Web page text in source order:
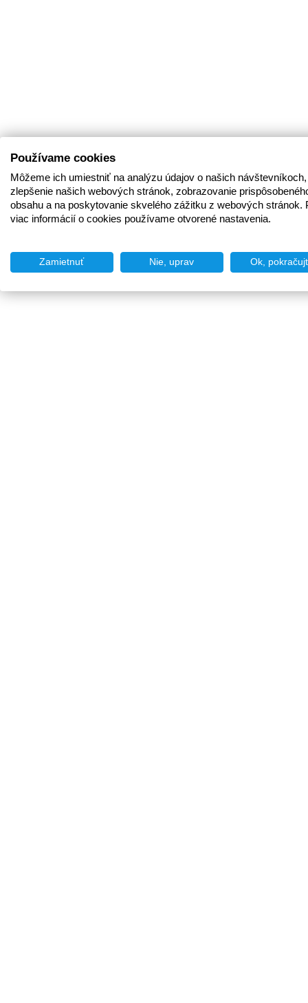
Používame cookies
Môžeme ich umiestniť na analýzu údajov o našich
zlepšenie našich webových stránok, zobrazovanie
obsahu a na poskytovanie skvelého zážitku z webových stránok.
viac informácií o cookies používame otvorené nastavenia.
Zamietnuť Nie, uprav Ok,